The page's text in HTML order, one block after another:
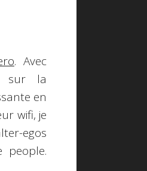
. Avec
sur la
en
wifi, je
egos
people.